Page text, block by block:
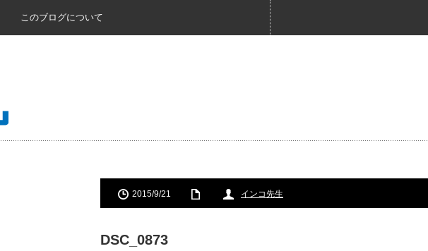
このブログについて
2015/9/21 インコ先生
DSC_0873